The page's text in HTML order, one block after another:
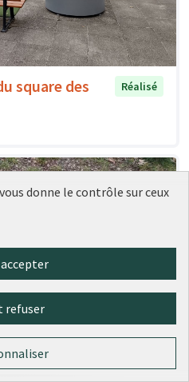
square des
Réalisé
au parc
donne le contrôle sur ceux
refuser